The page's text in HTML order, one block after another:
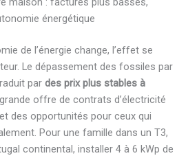
énergétique
de l’énergie change, l’effet se
Le dépassement des fossiles par
par des prix plus stables à
offre de contrats d’électricité
des opportunités pour ceux qui
Pour une famille dans un T3,
continental, installer 4 à 6 kWp de